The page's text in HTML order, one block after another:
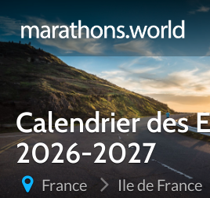
Calendrier des
2026-2027
France Ile de France